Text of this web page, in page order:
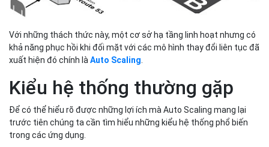
Với những thách thức này, một cơ sở hạ tầng linh hoạt nhưng có
khả năng phục hồi khi đối mặt với các mô hình thay đổi liên tục đã
xuất hiện đó chính là Auto Scaling
Kiểu hệ thống thường gặp
Để có thể hiểu rõ được những lợi ích mà Auto Scaling mang lại
trước tiên chúng ta cần tìm hiểu những kiểu hệ thống phổ biến
trong các ứng dụng.